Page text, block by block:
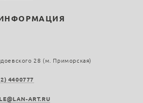
28 (м. Приморская)
4400777
ART.RU